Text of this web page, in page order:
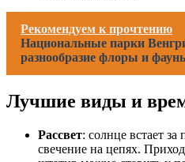
Рекомендуем к прочтению
Национальные парки
разнообразие флоры и
Лучшие виды и
Рассвет: солнце встает за
свечение на цепях.